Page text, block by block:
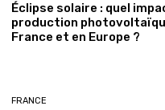
Éclipse solaire : quel
production
France et en Europe ?
FRANCE